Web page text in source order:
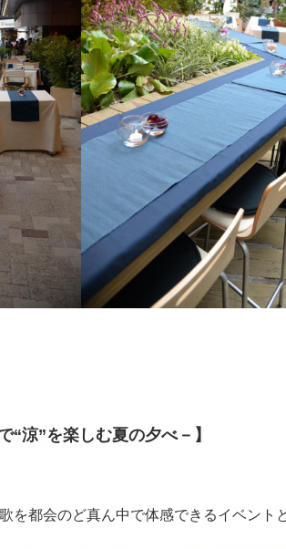
“涼”を楽しむ夏の夕べ－】
を都会のど真ん中で体感できるイベント